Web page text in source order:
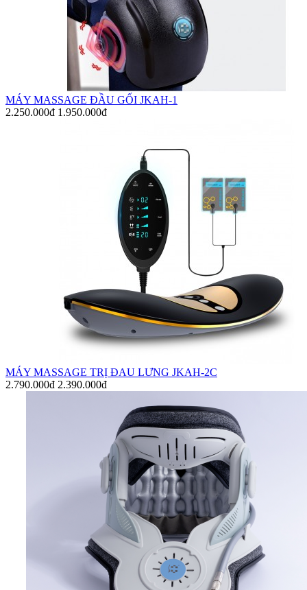
MÁY MASSAGE ĐẦU GỐI JKAH-1
2.250.000đ 1.950.000đ
MÁY MASSAGE TRỊ ĐAU LƯNG JKAH-2C
2.790.000đ 2.390.000đ